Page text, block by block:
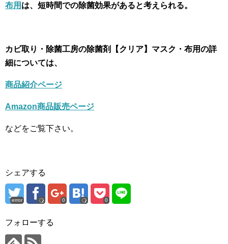
布用 は、短時間での除菌効果があると考えられる。
カビ取り・除菌工房の除菌剤【クリア】マスク・布用の詳
細については、
商品紹介ページ
Amazon商品販売ページ
などをご覧下さい。
シェアする
error 0 0
フォローする